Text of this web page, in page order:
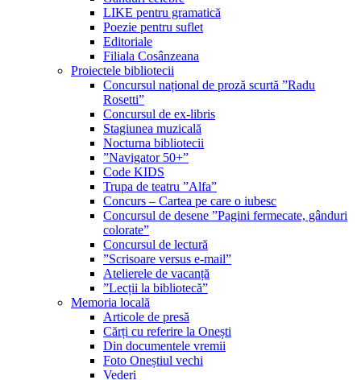
LIKE pentru gramatică
Poezie pentru suflet
Editoriale
Filiala Cosânzeana
Proiectele bibliotecii
Concursul național de proză scurtă ”Radu
Rosetti”
Concursul de ex-libris
Stagiunea muzicală
Nocturna bibliotecii
”Navigator 50+”
Code KIDS
Trupa de teatru ”Alfa”
Concurs – Cartea pe care o iubesc
Concursul de desene ”Pagini fermecate, gânduri
colorate”
Concursul de lectură
”Scrisoare versus e-mail”
Atelierele de vacanță
”Lecții la bibliotecă”
Memoria locală
Articole de presă
Cărți cu referire la Onești
Din documentele vremii
Foto Oneștiul vechi
Vederi